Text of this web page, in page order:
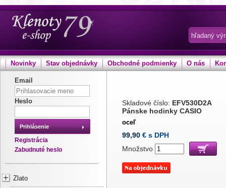
Novinky Stav objednávky Obchodné podmienky O nás
Email
Heslo
Prihlásenie
Registrácia
Zabudnuté heslo
Zlato
Skladové číslo: EFV530D2A
Pánske hodinky CASIO
oceľ
99,90 € s DPH
Množstvo